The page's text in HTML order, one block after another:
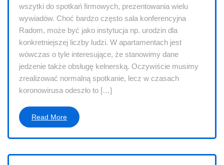
wszytki do spotkań firmowych, prezentowania wielu
wywiadów. Choć bardzo często sala konferencyjna
Radom, może być jako instytucja np. urodzin dla
konkretniejszej liczby ludzi. W apartamentach jest
wówczas o tyle interesujące, że stanowimy dane
jedzenie także obsługę kelnerską. Oczywiście musimy
zrealizować normalną spotkanie, lecz w czasach
koronowirusa odeszło to […]
Read More